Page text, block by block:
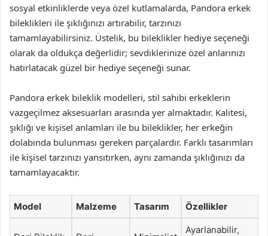
sosyal etkinliklerde veya özel kutlamalarda, Pandora erkek
bileklikleri ile şıklığınızı artırabilir, tarzınızı
tamamlayabilirsiniz. Üstelik, bu bileklikler hediye seçeneği
olarak da oldukça değerlidir; sevdiklerinize özel anlarınızı
hatırlatacak güzel bir hediye seçeneği sunar.
Pandora erkek bileklik modelleri, stil sahibi erkeklerin
vazgeçilmez aksesuarları arasında yer almaktadır. Kalitesi,
şıklığı ve kişisel anlamları ile bu bileklikler, her erkeğin
dolabında bulunması gereken parçalardır. Farklı tasarımları
ile kişisel tarzınızı yansıtırken, aynı zamanda şıklığınızı da
tamamlayacaktır.
Model Malzeme Tasarım Özellikler
Ayarlanabilir,